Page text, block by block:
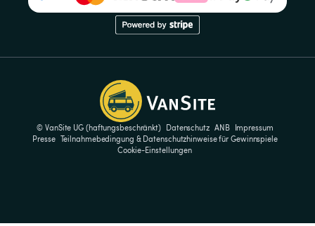
© VanSite UG (haftungsbeschränkt) Datenschutz ANB
Impressum
Presse Teilnahmebedingung & Datenschutzhinweise für Gewinnspiele
Cookie-Einstellungen